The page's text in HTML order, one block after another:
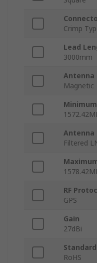
Crimp
Lead
3000mm
Antenna
Magnetic
Filtered
RF
GPS
Gain
27dBi
RoHS